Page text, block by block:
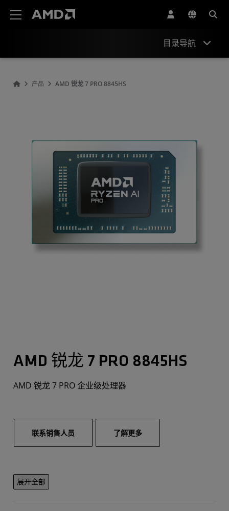
目录导航
产品 AMD 锐龙 7 PRO 8845HS
AMD 锐龙 7 PRO 8845HS
AMD 锐龙 7 PRO 企业级处理器
联系销售人员 了解更多
展开全部